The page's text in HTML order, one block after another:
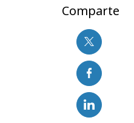
Comparte